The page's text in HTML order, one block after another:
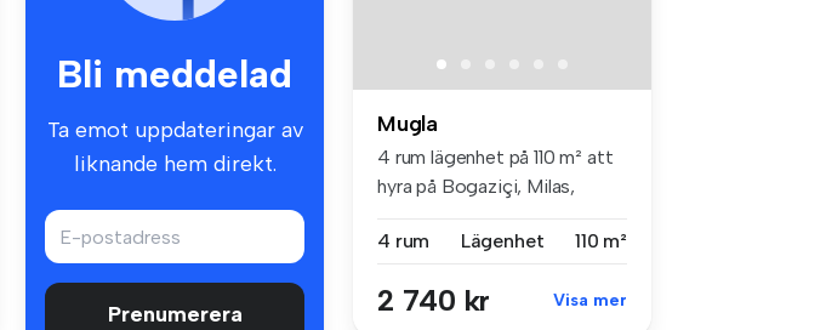
Bli meddelad
Ta emot uppdateringar av
liknande hem direkt.
Prenumerera
Mugla
4 rum lägenhet på 110 m² att
hyra på Bogaziçi, Milas,
4 rum
Lägenhet 110 m²
2 740 kr Visa mer